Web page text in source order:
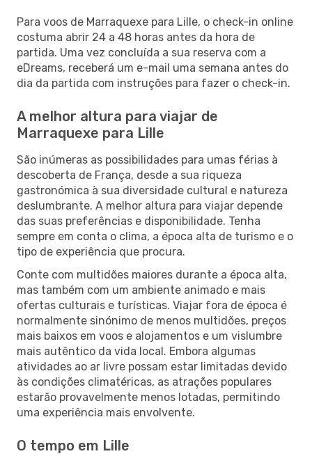
Para voos de Marraquexe para Lille, o check-in online
costuma abrir 24 a 48 horas antes da hora de
partida. Uma vez concluída a sua reserva com a
eDreams, receberá um e-mail uma semana antes do
dia da partida com instruções para fazer o check-in.
A melhor altura para viajar de
Marraquexe para Lille
São inúmeras as possibilidades para umas férias à
descoberta de França, desde a sua riqueza
gastronómica à sua diversidade cultural e natureza
deslumbrante. A melhor altura para viajar depende
das suas preferências e disponibilidade. Tenha
sempre em conta o clima, a época alta de turismo e o
tipo de experiência que procura.
Conte com multidões maiores durante a época alta,
mas também com um ambiente animado e mais
ofertas culturais e turísticas. Viajar fora de época é
normalmente sinónimo de menos multidões, preços
mais baixos em voos e alojamentos e um vislumbre
mais autêntico da vida local. Embora algumas
atividades ao ar livre possam estar limitadas devido
às condições climatéricas, as atrações populares
estarão provavelmente menos lotadas, permitindo
uma experiência mais envolvente.
O tempo em Lille